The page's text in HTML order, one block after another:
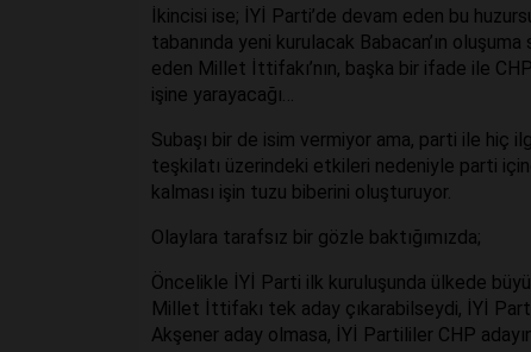
İkincisi ise; İYİ Parti’de devam eden bu
tabanında yeni kurulacak Babacan’ın
eden Millet İttifakı’nın, başka bir ifade ile
işine yarayacağı…
Subaşı bir de isim vermiyor ama, parti ile hiç
teşkilatı üzerindeki etkileri nedeniyle parti
kalması işin tuzu biberini oluşturuyor.
Olaylara tarafsız bir gözle baktığımızda;
Öncelikle İYİ Parti ilk kuruluşunda ülkede
Millet İttifakı tek aday çıkarabilseydi, İYİ
Akşener aday olmasa, İYİ Partililer CHP